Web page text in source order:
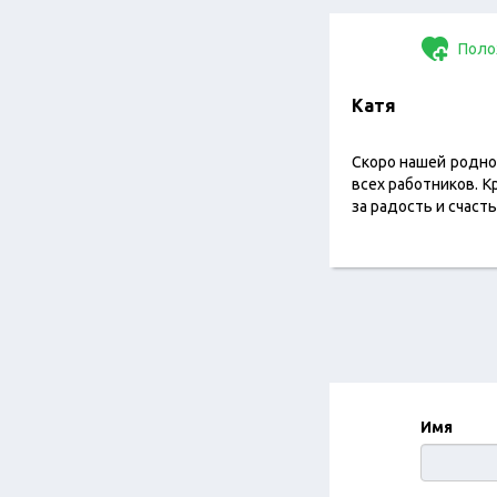
Катя
Скоро нашей
всех работников.
за радость и
Имя